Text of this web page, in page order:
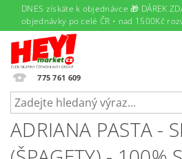
DNES získáte k objednávce 🎁 DÁREK
objednávky po celé ČR • nad 1500Kč
775 761 609
ADRIANA PASTA -